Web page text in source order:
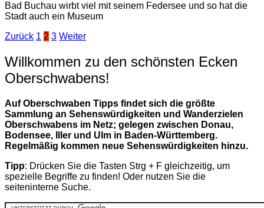
Bad Buchau wirbt viel mit seinem Federsee und so hat die
Stadt auch ein Museum
Seitennummerierung
der
Beiträge
Zurück 1 2 3 Weiter
Willkommen zu den schönsten Ecken
Oberschwabens!
Auf Oberschwaben Tipps findet sich die größte
Sammlung an Sehenswürdigkeiten und Wanderzielen
Oberschwabens im Netz; gelegen zwischen Donau,
Bodensee, Iller und Ulm in Baden-Württemberg.
Regelmäßig kommen neue Sehenswürdigkeiten hinzu.
Tipp: Drücken Sie die Tasten Strg + F gleichzeitig, um
spezielle Begriffe zu finden! Oder nutzen Sie die
seiteninterne Suche.